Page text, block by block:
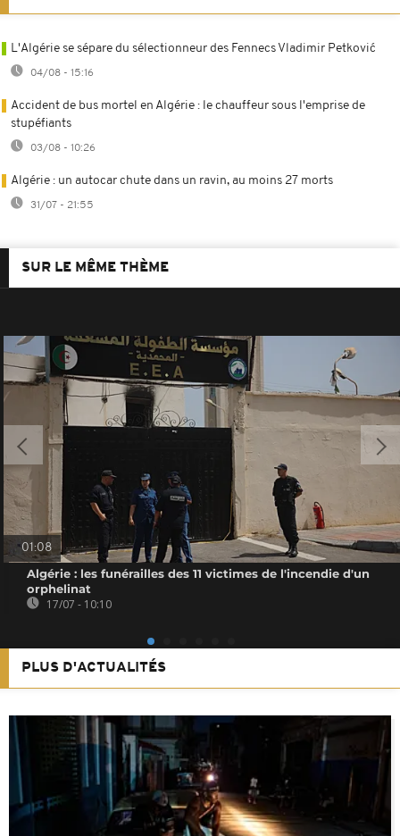
L'Algérie se sépare du sélectionneur des Fennecs Vladimir Petković
04/08 - 15:16
Accident de bus mortel en Algérie : le chauffeur sous l'emprise de
stupéfiants
03/08 - 10:26
Algérie : un autocar chute dans un ravin, au moins 27 morts
31/07 - 21:55
SUR LE MÊME THÈME
01:08
Algérie : les funérailles des 11 victimes de l'incendie d'un
orphelinat
17/07 - 10:10
PLUS D'ACTUALITÉS